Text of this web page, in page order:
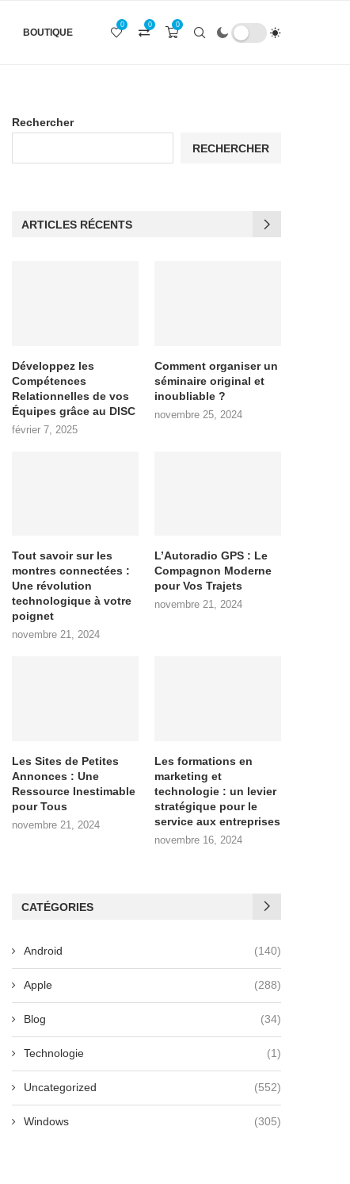
BOUTIQUE
0
0
0
Rechercher
RECHERCHER
ARTICLES RÉCENTS
Développez les
Compétences
Relationnelles de vos
Équipes grâce au DISC
février 7, 2025
Comment organiser un
séminaire original et
inoubliable ?
novembre 25, 2024
Tout savoir sur les
montres connectées :
Une révolution
technologique à votre
poignet
novembre 21, 2024
L’Autoradio GPS : Le
Compagnon Moderne
pour Vos Trajets
novembre 21, 2024
Les Sites de Petites
Annonces : Une
Ressource Inestimable
pour Tous
novembre 21, 2024
Les formations en
marketing et
technologie : un levier
stratégique pour le
service aux entreprises
novembre 16, 2024
CATÉGORIES
Android (140)
Apple (288)
Blog (34)
Technologie (1)
Uncategorized (552)
Windows (305)